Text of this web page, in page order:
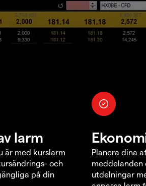
larm
är med kurslarm
och
på din
Planera dina
meddelanden
utdelningar